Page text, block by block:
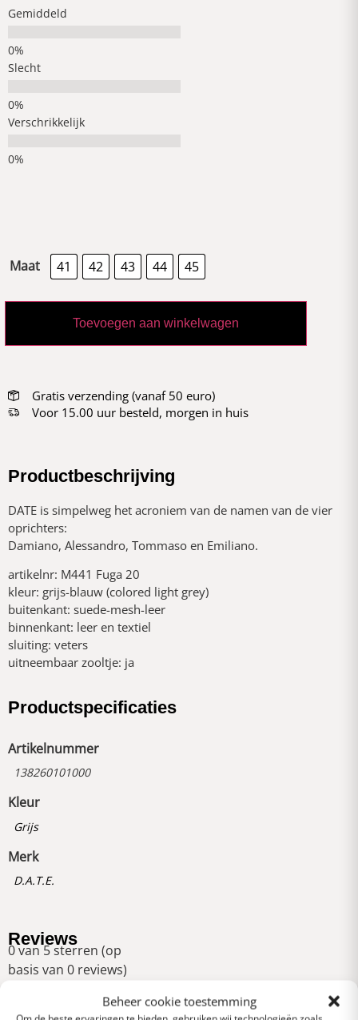
Beheer cookie toestemming
Gemiddeld
Slecht
Verschrikkelijk
Maat 41 42 43 44 45
Toevoegen aan winkelwagen
Gratis verzending (vanaf 50 euro)
Voor 15.00 uur besteld, morgen in huis
Productbeschrijving
DATE is simpelweg het acroniem van de namen van de vier
oprichters:
Damiano, Alessandro, Tommaso en Emiliano.
artikelnr: M441 Fuga 20
kleur: grijs-blauw (colored light grey)
buitenkant: suede-mesh-leer
binnenkant: leer en textiel
sluiting: veters
uitneembaar zooltje: ja
Productspecificaties
Artikelnummer
138260101000
Kleur
Grijs
Merk
D.A.T.E.
Reviews
0 van 5 sterren (op
basis van 0 reviews)